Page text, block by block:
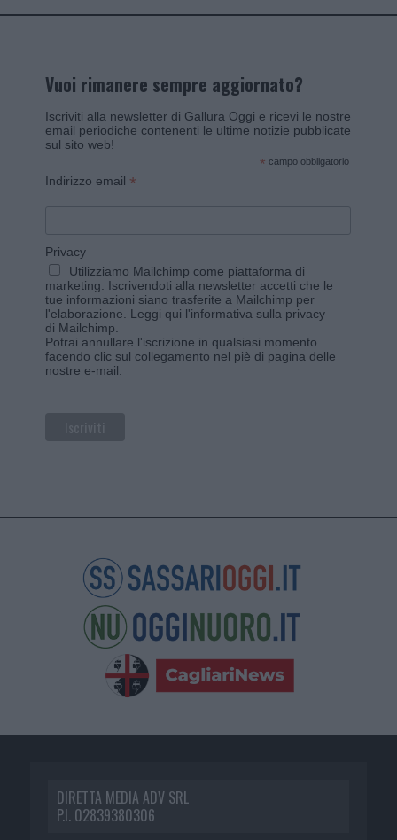
Vuoi rimanere sempre aggiornato?
Iscriviti alla newsletter di Gallura Oggi e ricevi le nostre
email periodiche contenenti le ultime notizie pubblicate
sul sito web!
* campo obbligatorio
Indirizzo email *
Privacy
Utilizziamo Mailchimp come piattaforma di
marketing. Iscrivendoti alla newsletter accetti che le
tue informazioni siano trasferite a Mailchimp per
l'elaborazione. Leggi qui l'informativa sulla privacy
di Mailchimp
Potrai annullare l'iscrizione in qualsiasi momento
facendo clic sul collegamento nel piè di pagina delle
nostre e-mail.
DIRETTA MEDIA ADV SRL
P.I. 02839380306